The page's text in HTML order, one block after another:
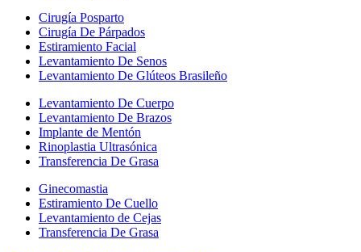
Cirugía Posparto
Cirugía De Párpados
Estiramiento Facial
Levantamiento De Senos
Levantamiento De Glúteos Brasileño
Levantamiento De Cuerpo
Levantamiento De Brazos
Implante de Mentón
Rinoplastia Ultrasónica
Transferencia De Grasa
Ginecomastia
Estiramiento De Cuello
Levantamiento de Cejas
Transferencia De Grasa